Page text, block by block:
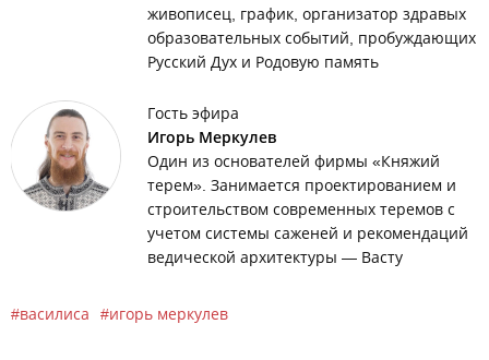
живописец, график, организатор здравых
образовательных событий, пробуждающих
Русский Дух и Родовую память
Гость эфира
Игорь Меркулев
Один из основателей фирмы «Княжий
терем». Занимается проектированием и
строительством современных теремов с
учетом системы саженей и рекомендаций
ведической архитектуры — Васту
василиса игорь меркулев